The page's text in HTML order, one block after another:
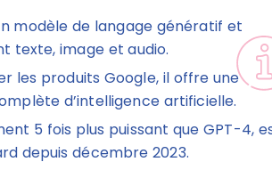
modèle de langage génératif et
texte, image et audio.
les produits Google, il offre une
d’intelligence artificielle.
5 fois plus puissant que GPT-4,
depuis décembre 2023.